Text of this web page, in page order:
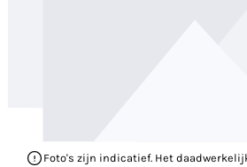
Foto's zijn indicatief. Het